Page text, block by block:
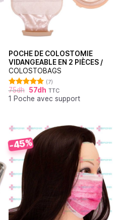
POCHE DE COLOSTOMIE
VIDANGEABLE EN 2 PIÈCES /
COLOSTOBAGS
Note
5.00
sur 5
(7)
75dh 57dh TTC
1 Poche avec support
-45%